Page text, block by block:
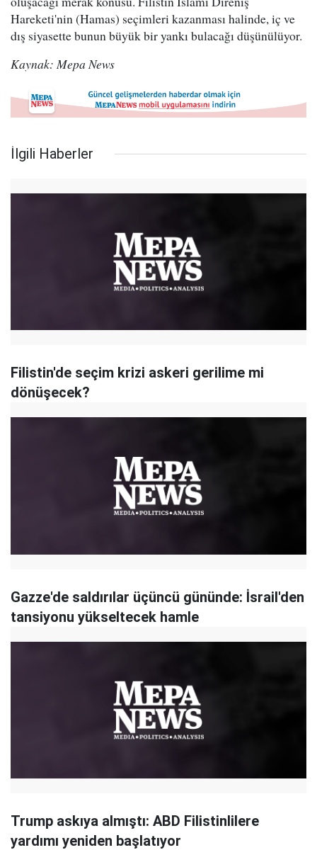
Hareketi'nin (Hamas) seçimleri kazanması halinde, iç ve
dış siyasette bunun büyük bir yankı bulacağı düşünülüyor.
Kaynak: Mepa News
İlgili Haberler
Filistin'de seçim krizi askeri gerilime mi
dönüşecek?
Gazze'de saldırılar üçüncü gününde: İsrail'den
tansiyonu yükseltecek hamle
Trump askıya almıştı: ABD Filistinlilere
yardımı yeniden başlatıyor